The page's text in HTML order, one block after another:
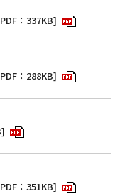
：337KB]
：288KB]
：351KB]